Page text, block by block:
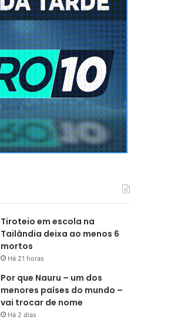
Tiroteio em escola na
Tailândia deixa ao menos 6
mortos
Há 21 horas
Por que Nauru – um dos
menores países do mundo –
vai trocar de nome
Há 2 dias